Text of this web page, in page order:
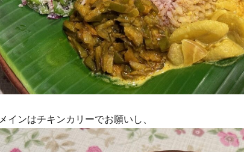
メインはチキンカリーでお願いし、